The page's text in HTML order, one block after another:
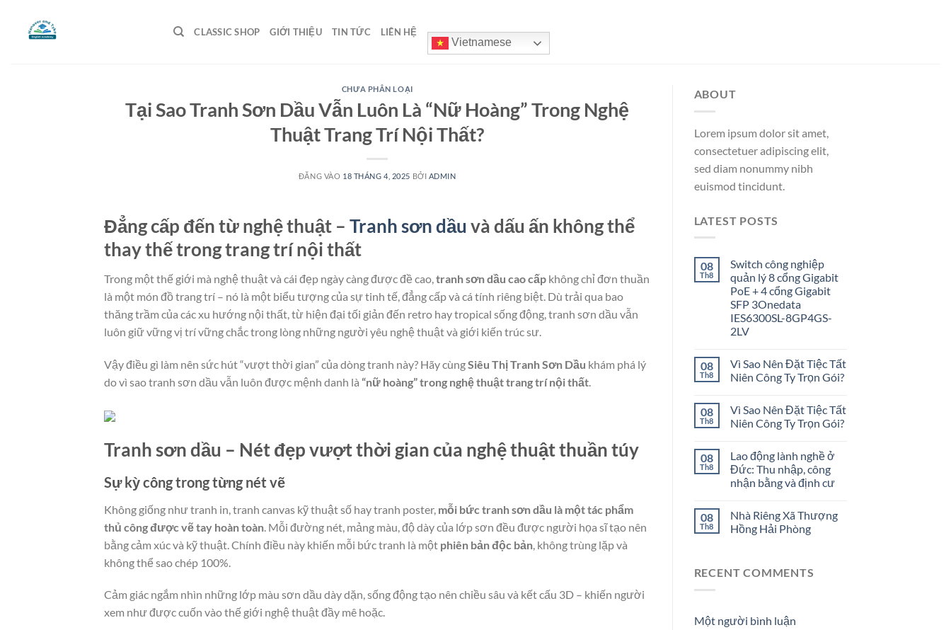
CLASSIC SHOP GIỚI THIỆU TIN TỨC LIÊN HỆ
Vietnamese
CHƯA PHÂN LOẠI
Tại Sao Tranh Sơn Dầu Vẫn Luôn Là “Nữ Hoàng” Trong Nghệ
Thuật Trang Trí Nội Thất?
ĐĂNG VÀO 18 THÁNG 4, 2025 BỞI ADMIN
Đẳng cấp đến từ nghệ thuật – Tranh sơn dầu và dấu ấn không thể
thay thế trong trang trí nội thất
Trong một thế giới mà nghệ thuật và cái đẹp ngày càng được đề cao,tranh sơn dầu cao cấp không chỉ đơn thuần
là một món đồ trang trí – nó là một biểu tượng của sự tinh tế, đẳng cấp và cá tính riêng biệt. Dù trải qua bao
thăng trầm của các xu hướng nội thất, từ hiện đại tối giản đến retro hay tropical sống động, tranh sơn dầu vẫn
luôn giữ vững vị trí vững chắc trong lòng những người yêu nghệ thuật và giới kiến trúc sư.
Vậy điều gì làm nên sức hút “vượt thời gian” của dòng tranh này? Hãy cùngSiêu Thị Tranh Sơn Dầu khám phá lý
do vì sao tranh sơn dầu vẫn luôn được mệnh danh là “nữ hoàng” trong nghệ thuật trang trí nội thất.
Tranh sơn dầu – Nét đẹp vượt thời gian của nghệ thuật thuần túy
Sự kỳ công trong từng nét vẽ
Không giống như tranh in, tranh canvas kỹ thuật số hay tranh poster, mỗi bức tranh sơn dầu là một tác phẩm
thủ công được vẽ tay hoàn toàn . Mỗi đường nét, mảng màu, độ dày của lớp sơn đều được người họa sĩ tạo nên
bằng cảm xúc và kỹ thuật. Chính điều này khiến mỗi bức tranh là một phiên bản độc bản , không trùng lặp và
không thể sao chép 100%.
Cảm giác ngắm nhìn những lớp màu sơn dầu dày dặn, sống động tạo nên chiều sâu và kết cấu 3D – khiến người
xem như được cuốn vào thế giới nghệ thuật đầy mê hoặc.
ABOUT
Lorem ipsum dolor sit amet,
consectetuer adipiscing elit,
sed diam nonummy nibh
euismod tincidunt.
LATEST POSTS
08
Th8
Switch công nghiệp
quản lý 8 cổng Gigabit
PoE + 4 cổng Gigabit
SFP 3Onedata
IES6300SL-8GP4GS-
2LV
08
Th8
Vì Sao Nên Đặt Tiệc Tất
Niên Công Ty Trọn Gói?
08
Th8
Vì Sao Nên Đặt Tiệc Tất
Niên Công Ty Trọn Gói?
08
Th8
Lao động lành nghề ở
Đức: Thu nhập, công
nhận bằng và định cư
08
Th8
Nhà Riêng Xã Thượng
Hồng Hải Phòng
RECENT COMMENTS
Một người bình luận